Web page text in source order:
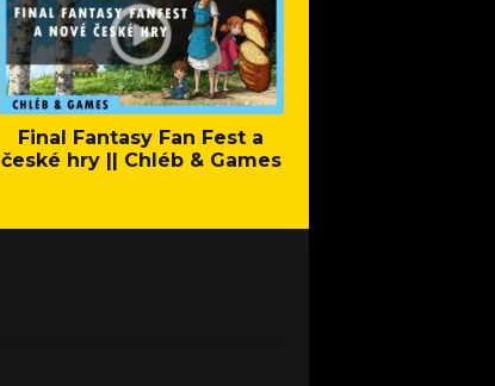
Final Fantasy Fan Fest a
české hry || Chléb & Games